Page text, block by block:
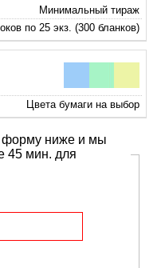
Минимальный тираж
по 25 экз. (300 бланков)
Цвета бумаги на выбор
форму ниже и мы
45 мин. для